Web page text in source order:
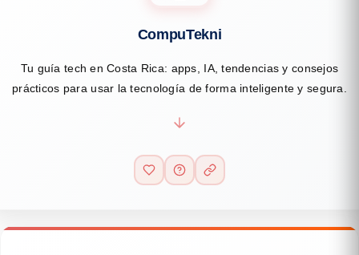
CompuTekni
Tu guía tech en Costa Rica: apps, IA, tendencias y consejos
prácticos para usar la tecnología de forma inteligente y segura.